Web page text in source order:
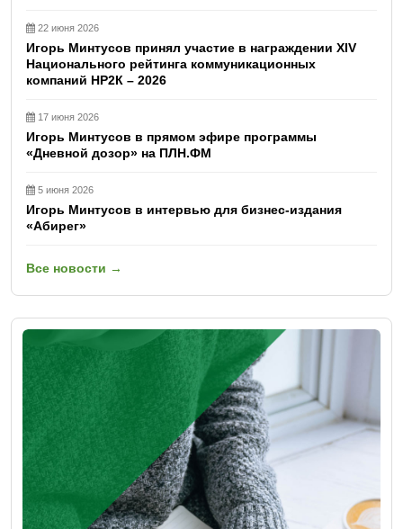
22 июня 2026
Игорь Минтусов принял участие в награждении XIV
Национального рейтинга коммуникационных
компаний НР2К – 2026
17 июня 2026
Игорь Минтусов в прямом эфире программы
«Дневной дозор» на ПЛН.ФМ
5 июня 2026
Игорь Минтусов в интервью для бизнес-издания
«Абирег»
Все новости →